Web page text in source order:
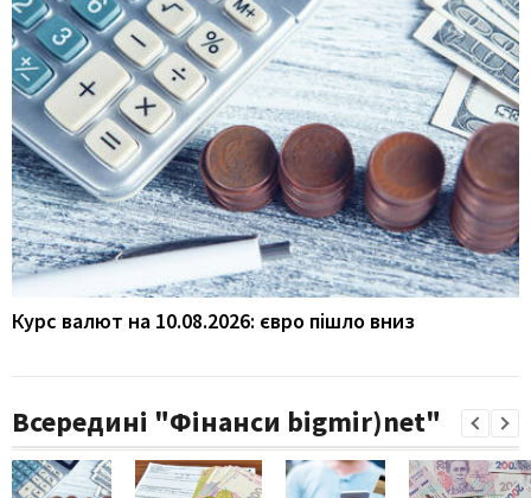
Курс валют на 10.08.2026: євро пішло вниз
Всередині "Фінанси bigmir)net"